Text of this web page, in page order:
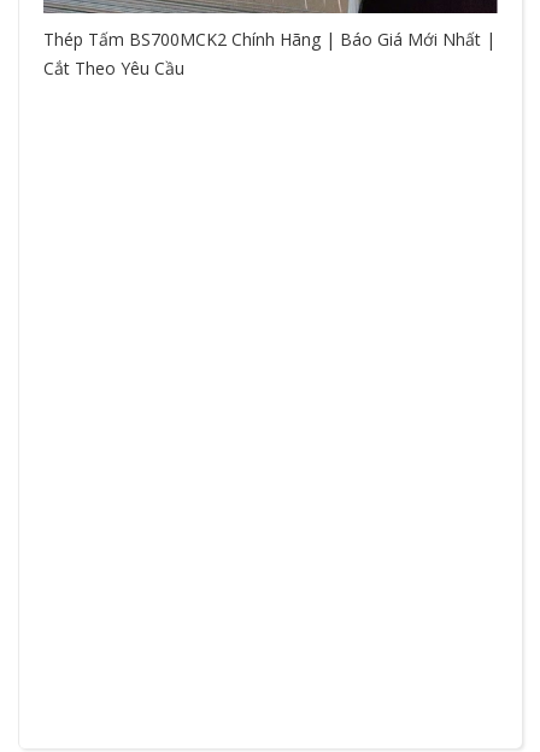
Thép Tấm BS700MCK2 Chính Hãng | Báo Giá Mới Nhất |
Cắt Theo Yêu Cầu